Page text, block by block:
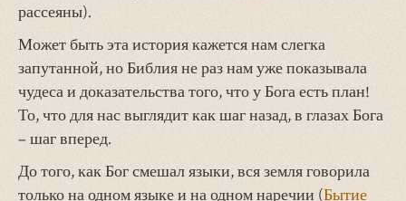
рассеяны).
Может быть эта история кажется нам слегка
запутанной, но Библия не раз нам уже показывала
чудеса и доказательства того, что у Бога есть план!
То, что для нас выглядит как шаг назад, в глазах Бога
– шаг вперед.
До того, как Бог смешал языки, вся земля говорила
только на одном языке и на одном наречии (Бытие